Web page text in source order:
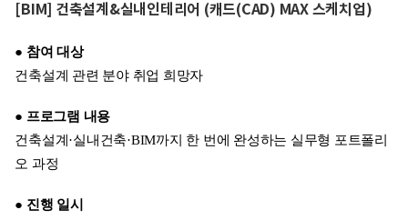
[BIM] 건축설계&실내인테리어 (캐드(CAD) MAX 스케치업)
● 참여 대상
건축설계 관련 분야 취업 희망자
● 프로그램 내용
건축설계·실내건축·BIM까지 한 번에 완성하는 실무형 포트폴리
오 과정
● 진행 일시